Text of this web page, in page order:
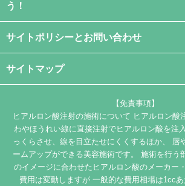
【免責事項】
ヒアルロン酸注射の施術について ヒアルロン酸
わやほうれい線に直接注射でヒアルロン酸を注
っくらさせ、線を目立たせにくくするほか、 唇
ームアップができる美容施術です。 施術を行う
のイメージに合わせたヒアルロン酸のメーカー
費用は変動しますが 一般的な費用相場は1cc
う！
サイトポリシーとお問い合わせ
サイトマップ